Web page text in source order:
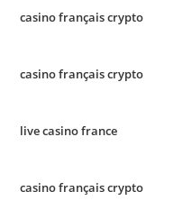
casino français crypto
casino français crypto
live casino france
casino français crypto